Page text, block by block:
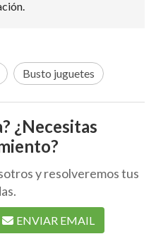
Busto juguetes
¿Necesitas
y resolveremos tus
ENVIAR EMAIL